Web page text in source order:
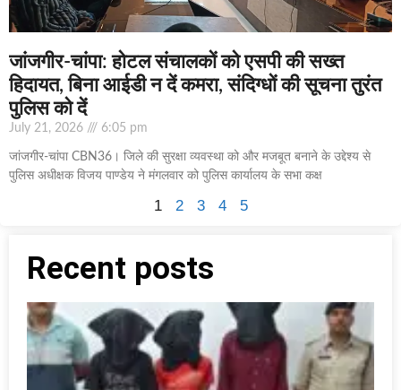
जांजगीर-चांपा: होटल संचालकों को एसपी की सख्त
हिदायत, बिना आईडी न दें कमरा, संदिग्धों की सूचना तुरंत
पुलिस को दें
July 21, 2026 6:05 pm
जांजगीर-चांपा CBN36। जिले की सुरक्षा व्यवस्था को और मजबूत बनाने के उद्देश्य से
पुलिस अधीक्षक विजय पाण्डेय ने मंगलवार को पुलिस कार्यालय के सभा कक्ष
1 2 3 4 5
Recent posts